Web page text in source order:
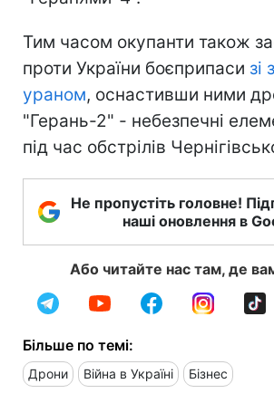
Тим часом окупанти також
проти України боєприпаси зі
ураном, оснастивши ними
"Герань-2" - небезпечні
під час обстрілів
Не пропустіть головне!
наші оновлення в
Або читайте нас там, де
Більше по темі:
Дрони Війна в Україні Бізнес